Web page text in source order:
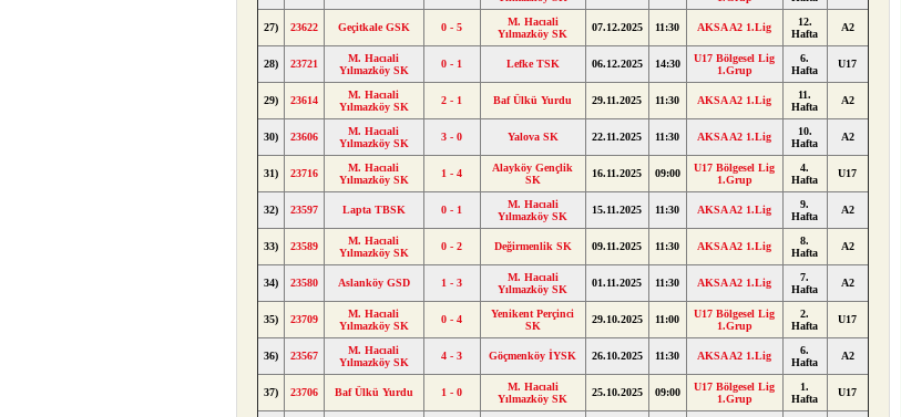
27) 23622 Geçitkale GSK 0 - 5
M. Hacıali
Yılmazköy SK
07.12.2025 11:30 AKSA A2 1.Lig
12.
Hafta
A2
28) 23721
M. Hacıali
Yılmazköy SK
0 - 1 Lefke TSK 06.12.2025 14:30
U17 Bölgesel Lig
1.Grup
6.
Hafta
U17
29) 23614
M. Hacıali
Yılmazköy SK
2 - 1 Baf Ülkü Yurdu 29.11.2025 11:30 AKSA A2 1.Lig
11.
Hafta
A2
30) 23606
M. Hacıali
Yılmazköy SK
3 - 0 Yalova SK 22.11.2025 11:30 AKSA A2 1.Lig
10.
Hafta
A2
31) 23716
M. Hacıali
Yılmazköy SK
1 - 4
Alayköy Gençlik
SK
16.11.2025 09:00
U17 Bölgesel Lig
1.Grup
4.
Hafta
U17
32) 23597 Lapta TBSK 0 - 1
M. Hacıali
Yılmazköy SK
15.11.2025 11:30 AKSA A2 1.Lig
9.
Hafta
A2
33) 23589
M. Hacıali
Yılmazköy SK
0 - 2 Değirmenlik SK 09.11.2025 11:30 AKSA A2 1.Lig
8.
Hafta
A2
34) 23580 Aslanköy GSD 1 - 3
M. Hacıali
Yılmazköy SK
01.11.2025 11:30 AKSA A2 1.Lig
7.
Hafta
A2
35) 23709
M. Hacıali
Yılmazköy SK
0 - 4
Yenikent Perçinci
SK
29.10.2025 11:00
U17 Bölgesel Lig
1.Grup
2.
Hafta
U17
36) 23567
M. Hacıali
Yılmazköy SK
4 - 3 Göçmenköy İYSK 26.10.2025 11:30 AKSA A2 1.Lig
6.
Hafta
A2
37) 23706 Baf Ülkü Yurdu 1 - 0
M. Hacıali
Yılmazköy SK
25.10.2025 09:00
U17 Bölgesel Lig
1.Grup
1.
Hafta
U17